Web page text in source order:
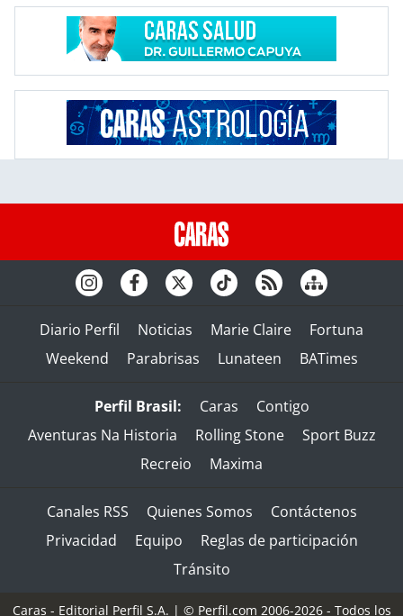
Diario Perfil Noticias Marie Claire
Fortuna
Weekend
Parabrisas Lunateen BATimes
Perfil Brasil: Caras
Contigo
Aventuras Na Historia
Rolling Stone
Sport Buzz
Recreio
Maxima
Canales RSS Quienes Somos
Contáctenos
Privacidad
Equipo
Reglas de participación
Tránsito
Caras - Editorial Perfil S.A. | © Perfil.com 2006-2026 - Todos los